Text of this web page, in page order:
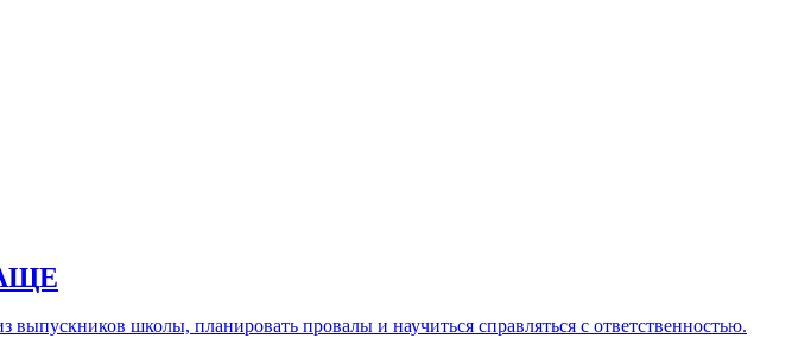
школы, планировать провалы и научиться справляться с ответственностью.